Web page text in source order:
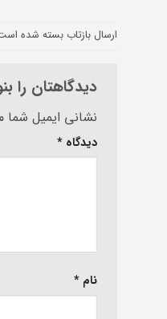
ارسال بازتاب بسته شده
دیدگاهتان را
نشانی ایمیل
دیدگاه *
نام *
Alternative: